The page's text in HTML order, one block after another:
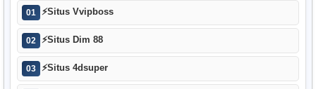
01 ⚡Situs Vvipboss
02 ⚡Situs Dim 88
03 ⚡Situs 4dsuper